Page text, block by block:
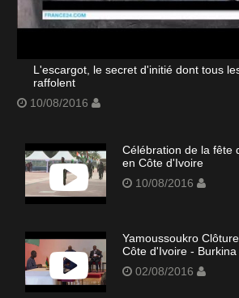
L'escargot, le secret d'initié dont tous
raffolent
10/08/2016
Célébration de la fête
en Côte d'Ivoire
10/08/2016
Yamoussoukro
Côte d'Ivoire - Burkina
02/08/2016